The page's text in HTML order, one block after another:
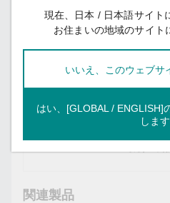
改訂履歴
説明
関連製品
現在、日本 / 日本語サイト
お住まいの地域のサイト
いいえ、このウェブサ
はい、[GLOBAL / ENGLISH]
します